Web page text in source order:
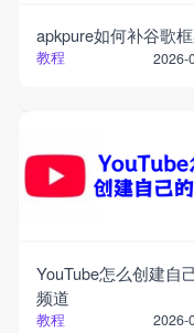
apkpure如何补谷歌
教程 2026-
YouTube怎么创建自
频道
教程 2026-